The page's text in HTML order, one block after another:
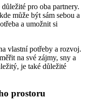
pro oba partnery.
může být sám sebou a
a umožnit si
vlastní potřeby a rozvoj.
na své zájmy, sny a
je také důležité
prostoru